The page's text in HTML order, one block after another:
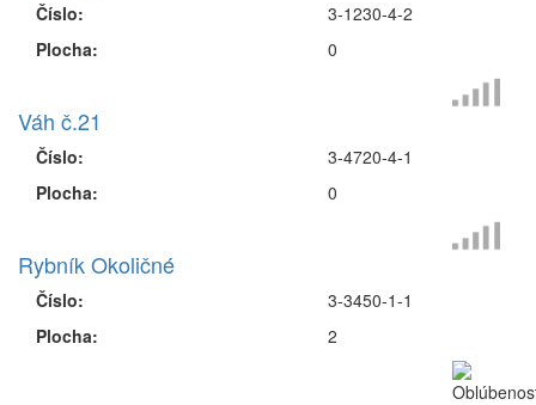
Číslo:
Plocha:
3-1230-4-2
0
Váh č.21
Číslo:
Plocha:
3-4720-4-1
0
Rybník Okoličné
Číslo:
Plocha:
3-3450-1-1
2